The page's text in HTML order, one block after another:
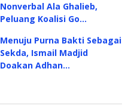
Nonverbal Ala Ghalieb,
Peluang Koalisi Go…
Menuju Purna Bakti Sebagai
Sekda, Ismail Madjid
Doakan Adhan…